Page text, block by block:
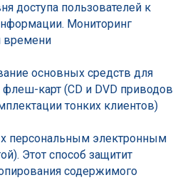
доступа пользователей к
Мониторинг
времени
основных средств для
карт (CD и DVD приводов
тонких клиентов)
персональным электронным
Этот способ защитит
содержимого